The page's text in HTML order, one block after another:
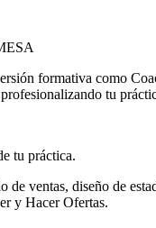
formativa como
tu
tu práctica.
de ventas, diseño de
y Hacer Ofertas.